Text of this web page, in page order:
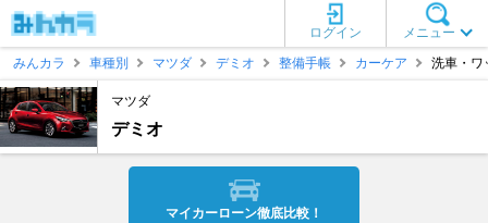
メニュー
ログイン
みんカラ
車種別 マツダ デミオ 整備手帳 カーケア 洗車・ワ
マツダ
デミオ
マイカーローン徹底比較！